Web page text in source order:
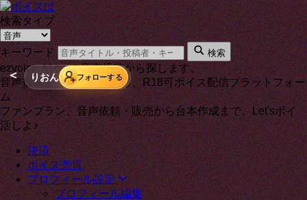
検索タイプ
キーワード 検索
ezvoice が on の音声投稿から探します。
音声投稿者と通話もできる、R18可ボイス配信プラットフォー
ム
ファンプラン、音声依頼・販売から台本作成まで。Let'sボイ
活しよ♪
決済
ボイス売買
プロフィール設定
プロフィール編集
＜ りおん フォローする